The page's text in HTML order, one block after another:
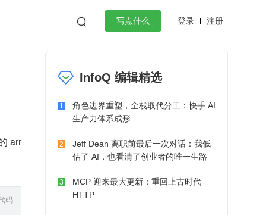
 写点什么 登录 注册
微服务架构 flutter
arr
码
InfoQ 编辑精选
1
角色边界重塑，全栈取代分工：快手 AI
生产力体系成形
2
Jeff Dean 离职前最后一次对话：我低
估了 AI，也看清了创业者的唯一生路
3
MCP 迎来最大更新：重回上古时代
HTTP